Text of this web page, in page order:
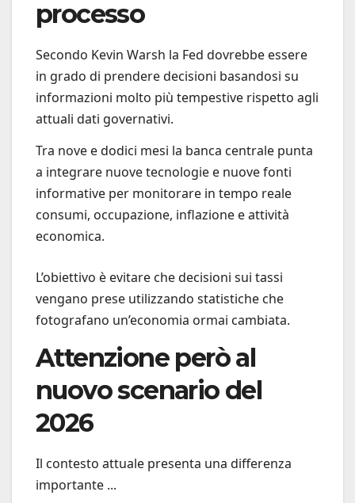
processo
Secondo Kevin Warsh la Fed dovrebbe essere
in grado di prendere decisioni basandosi su
informazioni molto più tempestive rispetto agli
attuali dati governativi.
Tra nove e dodici mesi la banca centrale punta
a integrare nuove tecnologie e nuove fonti
informative per monitorare in tempo reale
consumi, occupazione, inflazione e attività
economica.
L’obiettivo è evitare che decisioni sui tassi
vengano prese utilizzando statistiche che
fotografano un’economia ormai cambiata.
Attenzione però al
nuovo scenario del
2026
Il contesto attuale presenta una differenza
importante ...